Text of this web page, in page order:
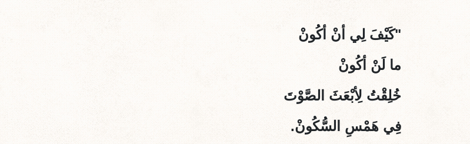
"كَيْفَ لِي أنْ أكُونْ
ما لَنْ أكُونْ
خُلِقْتُ لِأبْعَثَ الصَّوْتَ
فِي هَمْسِ السُّكُونْ.